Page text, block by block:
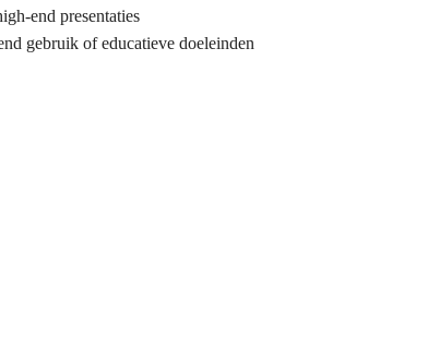
end presentaties
gebruik of educatieve doeleinden